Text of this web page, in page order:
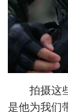
拍摄这
是他为我们